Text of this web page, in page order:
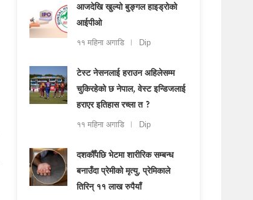
आजदेखि खुल्यो बुङ्गल हाइड्रोको
आईपीओ
११ महिना अगाडि Dip
टेस्ट नेसनलाई हराउन अहिलेसम्म
चुकिरहेको छ नेपाल, वेस्ट इन्डिजलाई
हराएर इतिहास रच्ला त ?
११ महिना अगाडि Dip
दशकौँपछि भेटमा शारीरिक सम्बन्ध
बनाउँदा प्रेमीको मृत्यु, प्रेमिकाले
तिरिन् ११ लाख रुपैयाँ